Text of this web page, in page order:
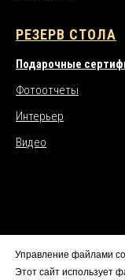
РЕЗЕРВ СТОЛА
Подарочные
Фотоотчеты
Интерьер
Видео
*действует
Управление файлами
Этот сайт использует